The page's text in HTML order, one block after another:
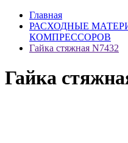
Главная
РАСХОДНЫЕ
КОМПРЕССОРОВ
Гайка стяжная N7432
Гайка